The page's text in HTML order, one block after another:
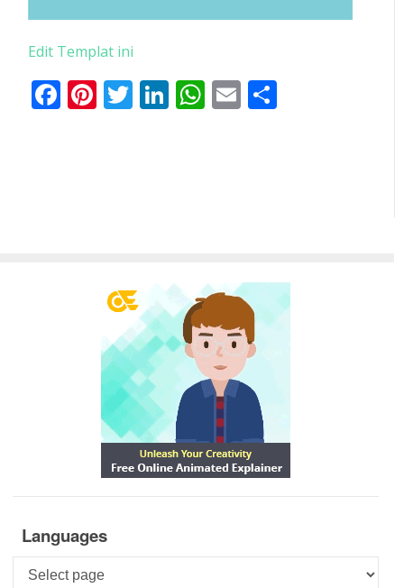
Edit Templat ini
Facebook
Pinterest
Twitter
LinkedIn
WhatsApp
Email
Languages
Languages